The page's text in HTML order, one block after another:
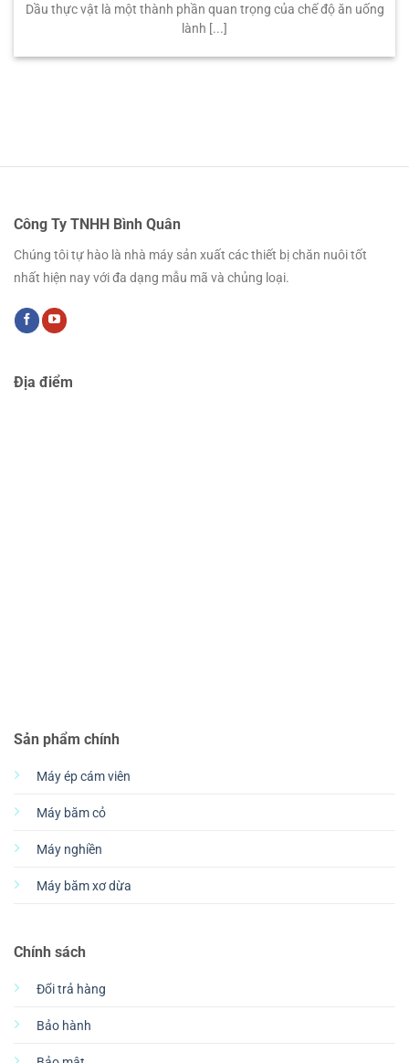
Dầu thực vật là một thành phần quan trọng của chế độ ăn uống
lành [...]
Công Ty TNHH Bình Quân
Chúng tôi tự hào là nhà máy sản xuất các thiết bị chăn nuôi tốt
nhất hiện nay với đa dạng mẫu mã và chủng loại.
Sản phẩm chính
Máy ép cám viên
Máy băm cỏ
Máy nghiền
Máy băm xơ dừa
Chính sách
Đổi trả hàng
Bảo hành
Địa điểm